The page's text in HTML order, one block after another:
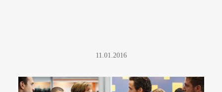
11.01.2016